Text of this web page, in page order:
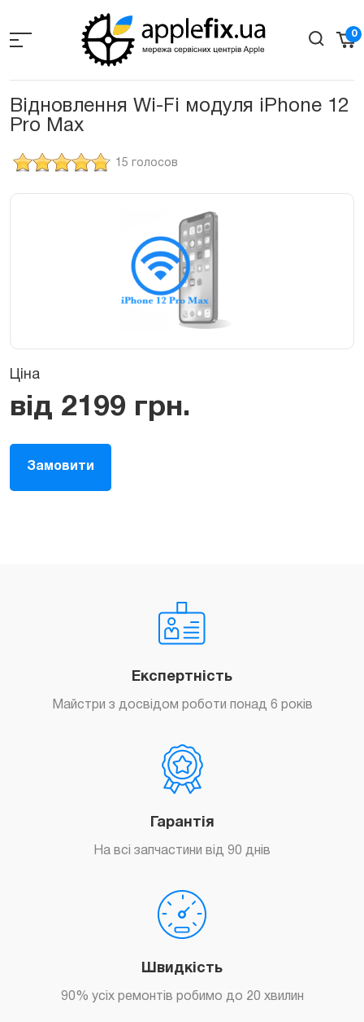
the
0
Відновлення Wi-Fi модуля iPhone 12
Pro Max
15 голосов
Ціна
від 2199 грн.
Замовити
Експертність
Майстри з досвідом роботи понад 6 років
Гарантія
На всі запчастини від 90 днів
Швидкість
90% усіх ремонтів робимо до 20 хвилин